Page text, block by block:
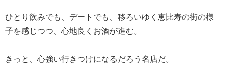
ひとり飲みでも、デートでも、移ろいゆく恵比寿の街の様
子を感じつつ、心地良くお酒が進む。
きっと、心強い行きつけになるだろう名店だ。